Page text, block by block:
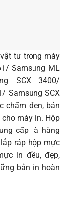
tư trong máy
Samsung ML
SCX 3400/
Samsung SCX
chấm đen, bản
máy in. Hộp
cấp là hàng
ráp hộp mực
in đều, đẹp,
bản in hoàn